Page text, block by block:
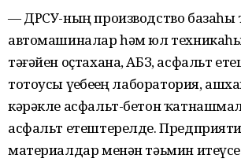
— ДРСУ-ның производство
автомашиналар һәм юл
тәғәйен оҫтахана, АБЗ, асфальт
тотоусы үҙебеҙҙең лаборатория,
кәрәкле асфальт-бетон
асфальт етештерелде.
материалдар менән тәьмин